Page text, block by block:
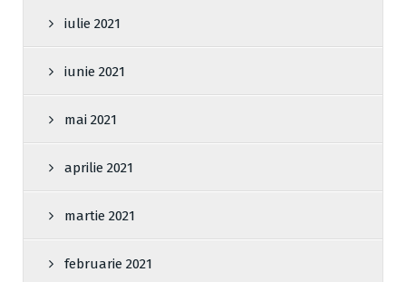
iulie 2021
iunie 2021
mai 2021
aprilie 2021
martie 2021
februarie 2021